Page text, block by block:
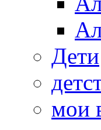
Дети
мои